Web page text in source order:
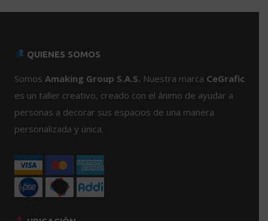
pueden
elegir
la
QUIENES SOMOS
Somos Amaking Group S.A.S. Nuestra marca CeGrafic
es un taller creativo, creado con el ánimo de ayudar a
personas a decorar sus espacios de una manera
personalizada y única.